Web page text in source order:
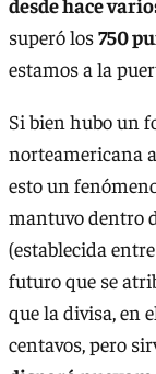
desde hace
superó los750
estamos a la
Si bien hubo un
norteamericana
esto un
mantuvo dentro
(establecida entre
futuro que se
que la divisa, en
centavos, pero